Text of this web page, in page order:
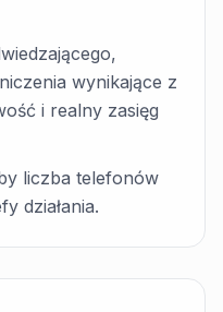
wynikające z
i realny zasięg
liczba telefonów
działania.